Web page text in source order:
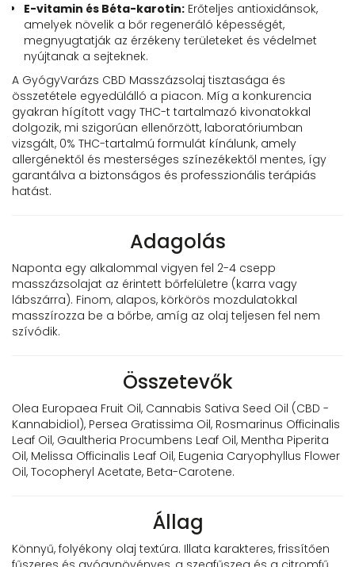
E-vitamin és Béta-karotin: Erőteljes antioxidánsok,
amelyek növelik a bőr regeneráló képességét,
megnyugtatják az érzékeny területeket és védelmet
nyújtanak a sejteknek.
A GyógyVarázs CBD Masszázsolaj tisztasága és
összetétele egyedülálló a piacon. Míg a konkurencia
gyakran hígított vagy THC-t tartalmazó kivonatokkal
dolgozik, mi szigorúan ellenőrzött, laboratóriumban
vizsgált, 0% THC-tartalmú formulát kínálunk, amely
allergénektől és mesterséges színezékektől mentes, így
garantálva a biztonságos és professzionális terápiás
hatást.
Adagolás
Naponta egy alkalommal vigyen fel 2-4 csepp
masszázsolajat az érintett bőrfelületre (karra vagy
lábszárra). Finom, alapos, körkörös mozdulatokkal
masszírozza be a bőrbe, amíg az olaj teljesen fel nem
szívódik.
Összetevők
Olea Europaea Fruit Oil, Cannabis Sativa Seed Oil (CBD -
Kannabidiol), Persea Gratissima Oil, Rosmarinus Officinalis
Leaf Oil, Gaultheria Procumbens Leaf Oil, Mentha Piperita
Oil, Melissa Officinalis Leaf Oil, Eugenia Caryophyllus Flower
Oil, Tocopheryl Acetate, Beta-Carotene.
Állag
Könnyű, folyékony olaj textúra. Illata karakteres, frissítően